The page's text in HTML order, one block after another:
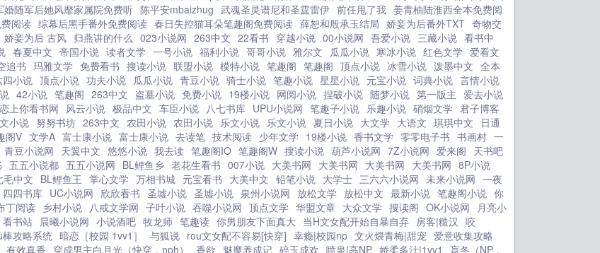
婚随军后她风靡家属院免费听 陈平安mbaizhug 武魂圣灵谱尼和圣霆雷伊 前任甩了我 姜青柚陆淮西全本免费阅
阅读 综幕后黑手番外免费阅读 春日失控猫耳朵笔趣阁免费阅读 薛恕和殷承玉结局 娇妾为后番外TXT 奇物交
娇妾为后 古风 归燕讲的什么 023小说网 263中文 22看书 穿越小说 00小说网 吾爱小说 三藏小说 看书中
春夏中文 帝国小说 读者文学 一号小说 福利小说 哥哥小说 雅尔文 瓜瓜小说 寒冰小说 红色文学 爱看文
追书 玛雅文学 免费看书 搜读小说 联盟小说 模特小说 笔趣阁 笔趣阁 顶点小说 冰雪小说 泼墨中文 全本
四小说 顶点小说 功夫小说 瓜瓜小说 青豆小说 骑士小说 笔趣小说 星星小说 元宝小说 词典小说 言情小说
42小说 笔趣阁 263中文 盗墓小说 免费小说 19楼小说 网阅小说 捏破小说 随梦小说 第一版主 爱去小说
恋上你看书网 风云小说 极品中文 车臣小说 八七书库 UPU小说网 笔趣子小说 乐趣小说 硝烟文学 君子博客
小说 努努书坊 263中文 农田小说 农田小说 乐文小说 乐文小说 夏日小说 大文学 大语文 琪琪中文
日通
阁V 文学A 富士康小说 富士康小说 去读笔 技术阅读 少年文学 19楼小说 香书文学 零零电子书 书画村 一
青豆小说网 天翼中文 悠悠小说 我去读 笔趣阁IO 笔趣阁W 搜读小说 葫芦小说网 7Z小说网 爱来阁 天书吧
五五小说都 五五小说网 BL鲤鱼乡 老花生看书 007小说 大美书网 大美书网 大美书网 大美书网 8P小说
毛中文 BL鲤鱼王 掌心文学 万相书城 元宝看书 大美中文 铅笔小说 大学士 三六六小说网 未来小说网 一夜
四四书库 UC小说网 欣欣看书 圣墟小说 圣墟小说 泉州小说网 放松文学 放松中文 最新小说 笔趣阁小说 你
丁阅读 乡村小说 八戒文学网 子叶小说 吞噬小说网 顶点文学 华盟文章 大众文学 搜读阁 OK小说网
月亮小
看书站 晨曦小说网 小说酒吧 牧龙师 笔趣读 你男朋友下面真大 当H文女配开始自暴自弃 房客|糙汉 咬
攻略系统 暗恋［校园 1vv1］ 与狐说 rou文女配不容易[快穿] 幸瘾|校园np 文火煨青梅|甜宠 爱意收集攻略
有效真香 穿成男主白月光（快穿，nph） 香欲 魅魔养成记 碎玉成欢 喷泉|高NP 娇柔多汁|1vv1
盲冬（NP，